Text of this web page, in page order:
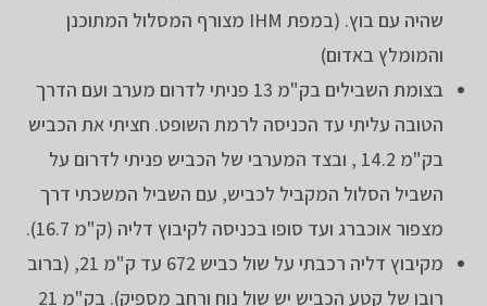
שהיה עם בוץ. (במפת IHM מצורף המסלול המתוכנן
והמומלץ באדום)
בצומת השבילים בק"מ 13 פניתי לדרום מערב ועם הדרך
הטובה עליתי עד הכניסה לרמת השופט. חציתי את הכביש
בק"מ 14.2 , ובצד המערבי של הכביש פניתי לדרום על
השביל הסלול המקביל לכביש, עם השביל המשכתי דרך
מצפור אוכברג ועד סופו בכניסה לקיבוץ דליה (ק"מ 16.7).
מקיבוץ דליה רכבתי על שול כביש 672 עד ק"מ 21, (ברוב
רובו של קטע הכביש יש שול נוח ורחב מספיק). בק"מ 21